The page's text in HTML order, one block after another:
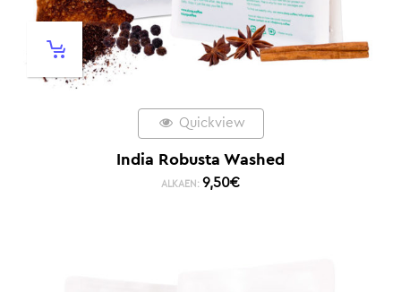
Quickview
India Robusta Washed
ALKAEN: 9,50€